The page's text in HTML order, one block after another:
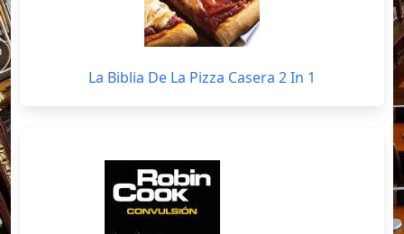
La Biblia De La Pizza Casera 2 In 1